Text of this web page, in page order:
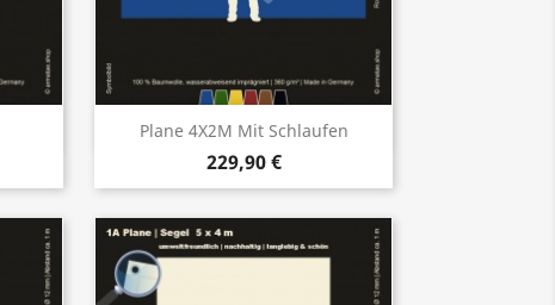
Plane 4X2M Mit Schlaufen
229,90 €
Vorschau